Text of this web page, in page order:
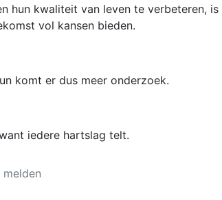
hun kwaliteit van leven te verbeteren,
vol kansen bieden.
komt er dus meer onderzoek.
iedere hartslag telt.